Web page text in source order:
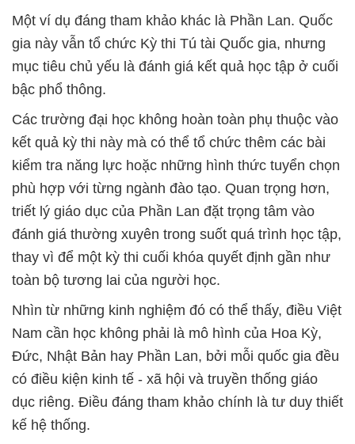
Một ví dụ đáng tham khảo khác là Phần Lan. Quốc
gia này vẫn tổ chức Kỳ thi Tú tài Quốc gia, nhưng
mục tiêu chủ yếu là đánh giá kết quả học tập ở cuối
bậc phổ thông.
Các trường đại học không hoàn toàn phụ thuộc vào
kết quả kỳ thi này mà có thể tổ chức thêm các bài
kiểm tra năng lực hoặc những hình thức tuyển chọn
phù hợp với từng ngành đào tạo. Quan trọng hơn,
triết lý giáo dục của Phần Lan đặt trọng tâm vào
đánh giá thường xuyên trong suốt quá trình học tập,
thay vì để một kỳ thi cuối khóa quyết định gần như
toàn bộ tương lai của người học.
Nhìn từ những kinh nghiệm đó có thể thấy, điều Việt
Nam cần học không phải là mô hình của Hoa Kỳ,
Đức, Nhật Bản hay Phần Lan, bởi mỗi quốc gia đều
có điều kiện kinh tế - xã hội và truyền thống giáo
dục riêng. Điều đáng tham khảo chính là tư duy thiết
kế hệ thống.